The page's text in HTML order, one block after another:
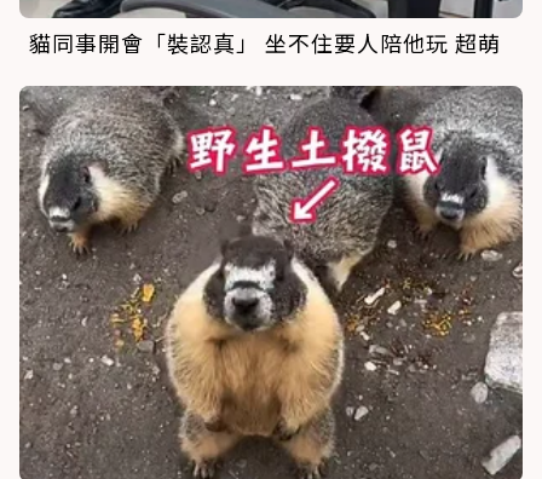
貓同事開會「裝認真」 坐不住要人陪他玩 超萌